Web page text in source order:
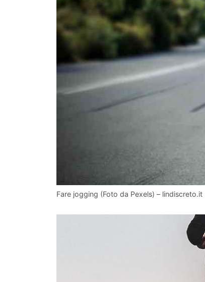
Fare jogging (Foto da Pexels) – lindiscreto.it